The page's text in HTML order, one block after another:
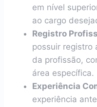
em nível
ao cargo
Registro
possuir registro
da profissão,
área específica.
Experiência
experiência